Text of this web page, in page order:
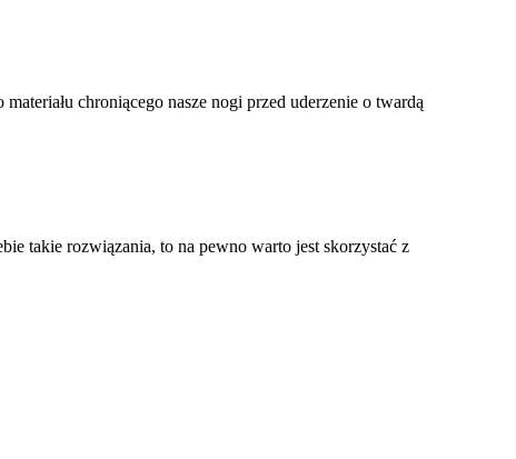
chroniącego nasze nogi przed uderzenie o twardą
takie rozwiązania, to na pewno warto jest skorzystać z